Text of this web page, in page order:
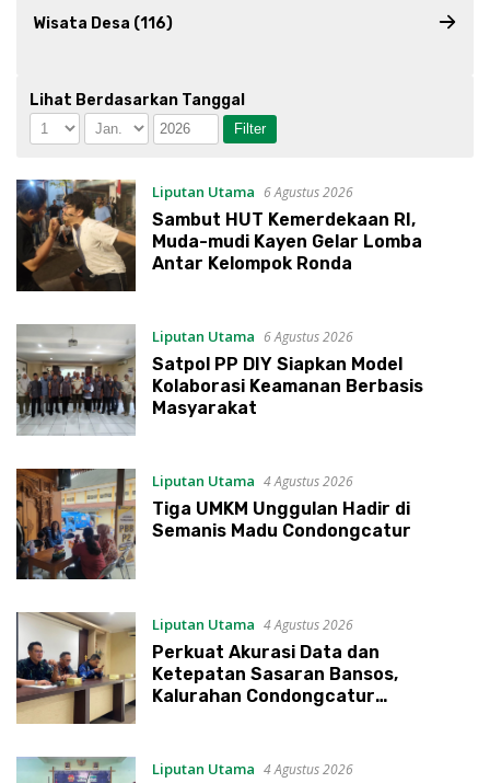
Wisata Desa (116)
Lihat Berdasarkan Tanggal
Liputan Utama 6 Agustus 2026
Sambut HUT Kemerdekaan RI,
Muda-mudi Kayen Gelar Lomba
Antar Kelompok Ronda
Liputan Utama 6 Agustus 2026
Satpol PP DIY Siapkan Model
Kolaborasi Keamanan Berbasis
Masyarakat
Liputan Utama 4 Agustus 2026
Tiga UMKM Unggulan Hadir di
Semanis Madu Condongcatur
Liputan Utama 4 Agustus 2026
Perkuat Akurasi Data dan
Ketepatan Sasaran Bansos,
Kalurahan Condongcatur
Liputan Utama 4 Agustus 2026